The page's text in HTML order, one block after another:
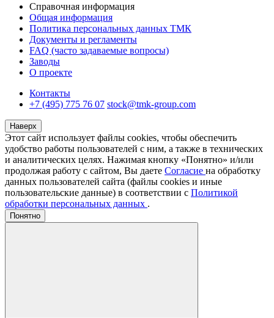
Справочная информация
Общая информация
Политика персональных данных ТМК
Документы и регламенты
FAQ (часто задаваемые вопросы)
Заводы
О проекте
Контакты
+7 (495) 775 76 07 stock@tmk-group.com
Наверх
Этот сайт использует файлы cookies, чтобы обеспечить
удобство работы пользователей с ним, а также в технических
и аналитических целях. Нажимая кнопку «Понятно» и/или
продолжая работу с сайтом, Вы даете Согласие на обработку
данных пользователей сайта (файлы cookies и иные
пользовательские данные) в соответствии с Политикой
обработки персональных данных .
Понятно